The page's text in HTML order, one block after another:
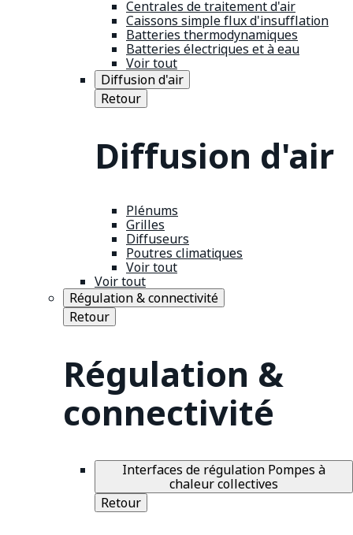
Centrales de traitement d'air
Caissons simple flux d'insufflation
Batteries thermodynamiques
Batteries électriques et à eau
Voir tout
Diffusion d'air
Retour
Diffusion d'air
Plénums
Grilles
Diffuseurs
Poutres climatiques
Voir tout
Voir tout
Régulation & connectivité
Retour
Régulation &
connectivité
Interfaces de régulation Pompes à
chaleur collectives
Retour